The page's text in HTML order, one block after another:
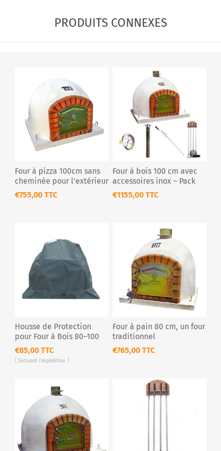
PRODUITS CONNEXES
Four à pizza 100cm sans
cheminée pour l'extérieur
€755,00 TTC
Four à bois 100 cm avec
accessoires inox – Pack
complet
€1155,00 TTC
Housse de Protection
pour Four à Bois 80–100
cm – Bâche Extérieure
Imperméable
€85,00 TTC
Excluant l'expédition
Four à pain 80 cm, un four
traditionnel
€765,00 TTC